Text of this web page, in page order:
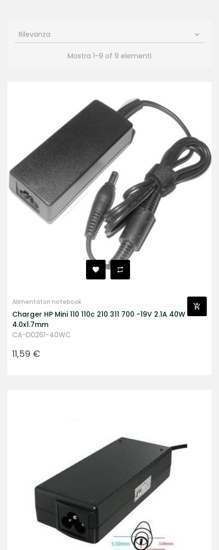
Rilevanza 
Mostra 1-9 of 9 elementi
Alimentatori notebook
Charger HP Mini 110 110c 210 311 700 -19V 2.1A 40W
4.0x1.7mm
CA-D0261-40WC
Prezzo
11,59 €